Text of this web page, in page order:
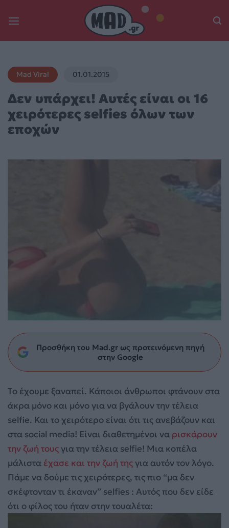
Mad Viral 01.01.2015
Δεν υπάρχει! Αυτές είναι οι 16
χειρότερες selfies όλων των
εποχών
Προσθήκη του Mad.gr ως προτεινόμενη πηγή
στην Google
Το έχουμε ξαναπεί. Κάποιοι άνθρωποι φτάνουν στα
άκρα μόνο και μόνο για να βγάλουν την τέλεια
selfie. Και το χειρότερο είναι ότι τις ανεβάζουν και
στα social media! Είναι διαθετημένοι να ρισκάρουν
την ζωή τους για την τέλεια selfie! Μια κοπέλα
μάλιστα έχασε και την ζωή της για αυτόν τον λόγο.
Πάμε να δούμε τις χειρότερες, τις πιο “μα δεν
σκέφτονταν τι έκαναν” selfies : Αυτός που δεν είδε
ότι ο φίλος του ήταν στην τουαλέτα: